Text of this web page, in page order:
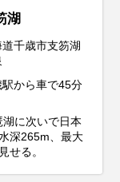
グルメまで、人
式やカテゴリ別
湖
道千歳市支笏湖
駅から車で45分
に次いで日本
深265m、最大
せる。